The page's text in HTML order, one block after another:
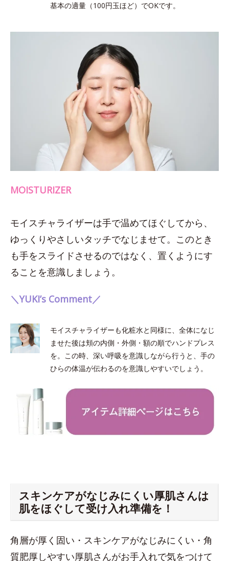
基本の適量（100円玉ほど）でOKです。
MOISTURIZER
モイスチャライザーは手で温めてほぐしてから、
ゆっくりやさしいタッチでなじませて。このとき
も手をスライドさせるのではなく、置くようにす
ることを意識しましょう。
＼YUKI’s Comment／
モイスチャライザーも化粧水と同様に、全体になじ
ませた後は頬の内側・外側・額の順でハンドプレス
を。この時、深い呼吸を意識しながら行うと、手の
ひらの体温が伝わるのを意識しやすいでしょう。
スキンケアがなじみにくい厚肌さんは
肌をほぐして受け入れ準備を！
角層が厚く固い・スキンケアがなじみにくい・角
質肥厚しやすい厚肌さんがお手入れで気をつけて